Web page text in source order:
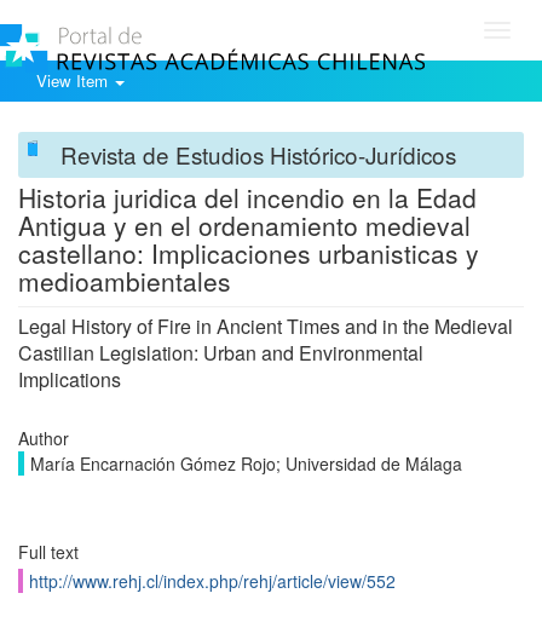
View Item
Revista de Estudios Histórico-Jurídicos
Historia juridica del incendio en la Edad
Antigua y en el ordenamiento medieval
castellano: Implicaciones urbanisticas y
medioambientales
Legal History of Fire in Ancient Times and in the Medieval
Castilian Legislation: Urban and Environmental
Implications
Author
María Encarnación Gómez Rojo; Universidad de Málaga
Full text
http://www.rehj.cl/index.php/rehj/article/view/552